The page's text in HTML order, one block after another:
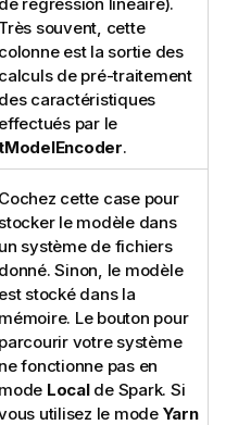
Très souvent, cette
colonne est la sortie des
calculs de pré-traitement
des caractéristiques
effectués par le
.
Cochez cette case pour
stocker le modèle dans
un système de fichiers
donné. Sinon, le modèle
est stocké dans la
mémoire. Le bouton pour
parcourir votre système
ne fonctionne pas en
mode Localde Spark. Si
utilisez le mode Yarn